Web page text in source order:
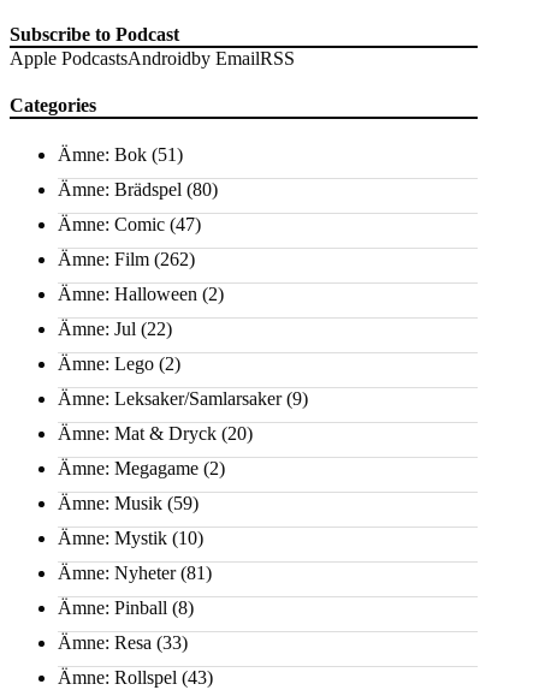
Subscribe to Podcast
Apple PodcastsAndroidby EmailRSS
Categories
Ämne: Bok (51)
Ämne: Brädspel (80)
Ämne: Comic (47)
Ämne: Film (262)
Ämne: Halloween (2)
Ämne: Jul (22)
Ämne: Lego (2)
Ämne: Leksaker/Samlarsaker(9)
Ämne: Mat & Dryck (20)
Ämne: Megagame (2)
Ämne: Musik (59)
Ämne: Mystik (10)
Ämne: Nyheter(81)
Ämne: Pinball (8)
Ämne: Resa (33)
Ämne: Rollspel (43)